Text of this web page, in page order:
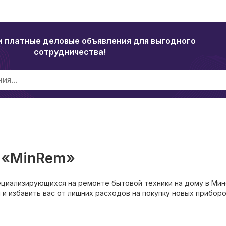
платные деловые объявления для выгодного
сотрудничества!
на ремонте бытовой техники на дому в
вас от лишних расходов на покупку новых